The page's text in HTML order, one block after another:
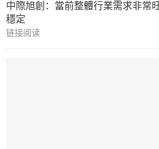
中際旭創：當前整體行業需求非常
穩定
链接阅读